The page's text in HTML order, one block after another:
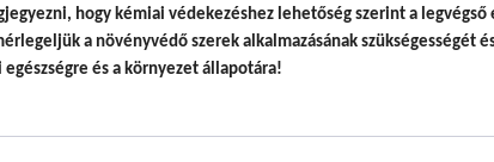
hogykémiai védekezéshez lehetőség szerint a legvégső
a növényvédő szerek alkalmazásának szükségességét
és a környezet állapotára!